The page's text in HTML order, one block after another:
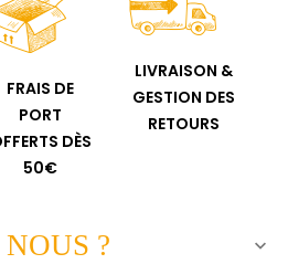
FRAIS DE
PORT
DÈS
50€
LIVRAISON &
GESTION DES
RETOURS
? 